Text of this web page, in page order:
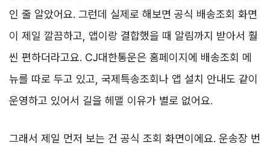
인 줄 알았어요. 그런데 실제로 해보면 공식 배송조회 화면
이 제일 깔끔하고, 앱이랑 결합했을 때 알림까지 받아서 훨
씬 편하더라고요. CJ대한통운은 홈페이지에 배송조회 메
뉴를 따로 두고 있고, 국제특송조회나 앱 설치 안내도 같이
운영하고 있어서 길을 헤맬 이유가 별로 없어요.
그래서 제일 먼저 보는 건 공식 조회 화면이에요. 운송장 번